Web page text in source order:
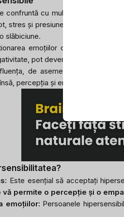
confruntă cu multe provocări
stres și presiunea performanței,
slăbiciune.
emoțiilor celorlalți.
pot deveni ușor victime ale
de asemenea, relațiile
percepția și empatia lor
Este esențial să acceptați
permite o percepție și o
emoțiilor: Persoanele